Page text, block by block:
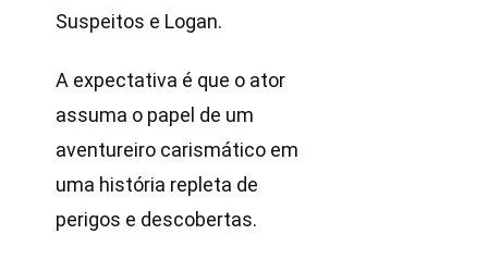
Suspeitos e Logan.
A expectativa é que o ator
assuma o papel de um
aventureiro carismático em
uma história repleta de
perigos e descobertas.